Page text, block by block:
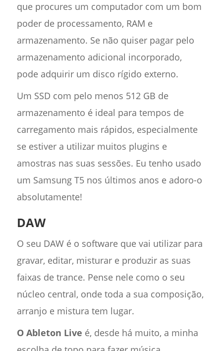
que procures um computador com um bom
poder de processamento, RAM e
armazenamento. Se não quiser pagar pelo
armazenamento adicional incorporado,
pode adquirir um disco rígido externo.
Um SSD com pelo menos 512 GB de
armazenamento é ideal para tempos de
carregamento mais rápidos, especialmente
se estiver a utilizar muitos plugins e
amostras nas suas sessões. Eu tenho usado
um Samsung T5 nos últimos anos e adoro-o
absolutamente!
DAW
O seu DAW é o software que vai utilizar para
gravar, editar, misturar e produzir as suas
faixas de trance. Pense nele como o seu
núcleo central, onde toda a sua composição,
arranjo e mistura tem lugar.
O Ableton Live é, desde há muito, a minha